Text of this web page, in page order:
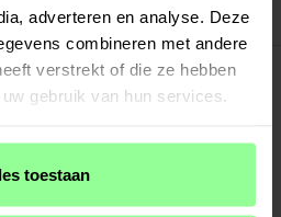
adverteren en analyse. Deze
combineren met andere
verstrekt of die ze hebben
gebruik van hun services.
toestaan